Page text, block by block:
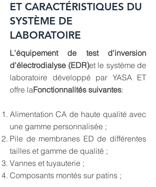
ET CARACTÉRISTIQUES DU
SYSTÈME DE
LABORATOIRE
L'équipement de test d'inversion
d'électrodialyse (EDR)et le système de
laboratoire développé par YASA ET
offre laFonctionnalités suivantes:
Alimentation CA de haute qualité avec
une gamme personnalisée ;
Pile de membranes ED de différentes
tailles et gamme de qualité ;
Vannes et tuyauterie ;
Composants montés sur patins ;